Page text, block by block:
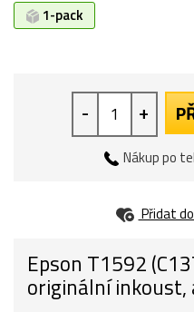
1-pack
- +
Nákup po
Přidat
Epson T1592
originální inkoust,